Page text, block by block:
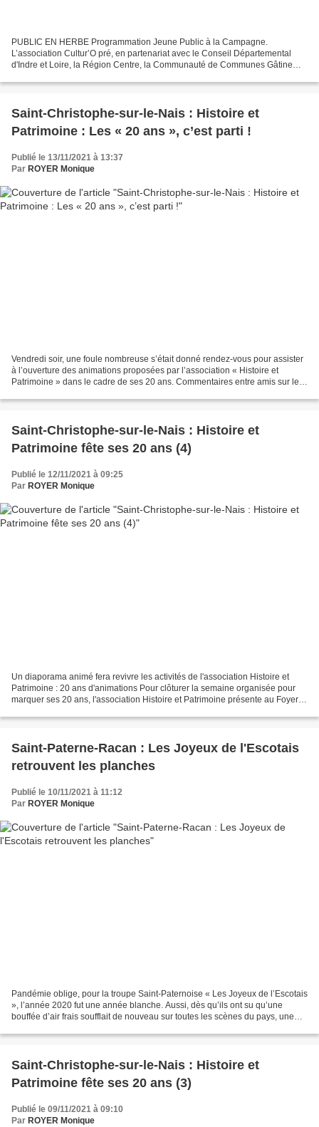
PUBLIC EN HERBE Programmation Jeune Public à la Campagne.
L’association Cultur’O pré, en partenariat avec le Conseil Départemental
d'Indre et Loire, la Région Centre, la Communauté de Communes Gâtine
Saint-Christophe-sur-le-Nais : Histoire et
Patrimoine : Les « 20 ans », c’est parti !
Publié le 13/11/2021 à 13:37
Par ROYER Monique
Vendredi soir, une foule nombreuse s’était donné rendez-vous pour assister
à l’ouverture des animations proposées par l’association « Histoire et
Patrimoine » dans le cadre de ses 20 ans. Commentaires entre amis sur les
Saint-Christophe-sur-le-Nais : Histoire et
Patrimoine fête ses 20 ans (4)
Publié le 12/11/2021 à 09:25
Par ROYER Monique
Un diaporama animé fera revivre les activités de l'association Histoire et
Patrimoine : 20 ans d'animations Pour clôturer la semaine organisée pour
marquer ses 20 ans, l'association Histoire et Patrimoine présente au Foyer
Saint-Paterne-Racan : Les Joyeux de l'Escotais
retrouvent les planches
Publié le 10/11/2021 à 11:12
Par ROYER Monique
Pandémie oblige, pour la troupe Saint-Paternoise « Les Joyeux de l’Escotais
», l’année 2020 fut une année blanche. Aussi, dès qu’ils ont su qu’une
bouffée d’air frais soufflait de nouveau sur toutes les scènes du pays, une
Saint-Christophe-sur-le-Nais : Histoire et
Patrimoine fête ses 20 ans (3)
Publié le 09/11/2021 à 09:10
Par ROYER Monique